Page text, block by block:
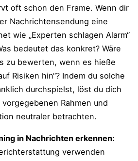
oft schon den Frame. Wenn dir
Nachrichtensendung eine
wie „Experten schlagen Alarm“
bedeutet das konkret? Wäre
zu bewerten, wenn es hieße
Risiken hin“? Indem du solche
durchspielst, löst du dich
Rahmen und
neutraler betrachten.
in Nachrichten erkennen:
verwenden